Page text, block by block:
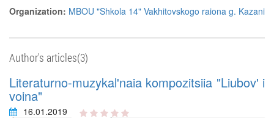
Organization: MBOU "Shkola 14" Vakhitovskogo raiona g. Kazani
Author's articles(3)
Literaturno-muzykal'naia kompozitsiia "Liubov' i
voina"
16.01.2019